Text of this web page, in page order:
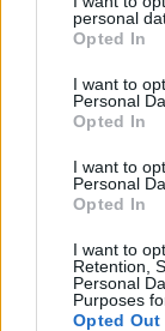
personal
Opted In
I want to
Personal
Opted In
I want to
Personal
Opted In
I want to
Retention,
Personal
Purposes
Opted Out